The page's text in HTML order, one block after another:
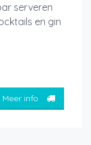
serveren
en gin
Meer info